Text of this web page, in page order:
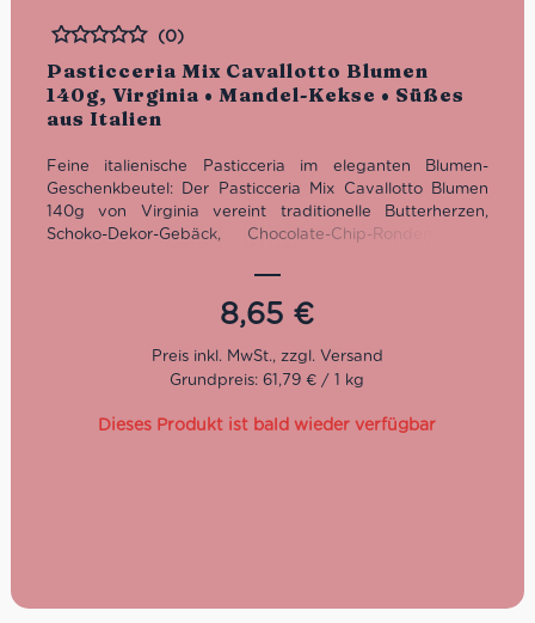
Pasticceria Mix Cavallotto Blumen
140g, Virginia • Mandel-Kekse • Süßes
aus Italien
Bewertet
(0)
Feine italienische Pasticceria im eleganten Blumen-
Geschenkbeutel: Der Pasticceria Mix Cavallotto Blumen
140g von Virginia vereint traditionelle Butterherzen,
Schoko-Dekor-Gebäck, Chocolate-Chip-Ronden und
und ideal als Geschenk oder süße Aufmerksamkeit.
8,65 €
Grundpreis: 61,79 € / 1 kg
Dieses Produkt ist bald wieder verfügbar